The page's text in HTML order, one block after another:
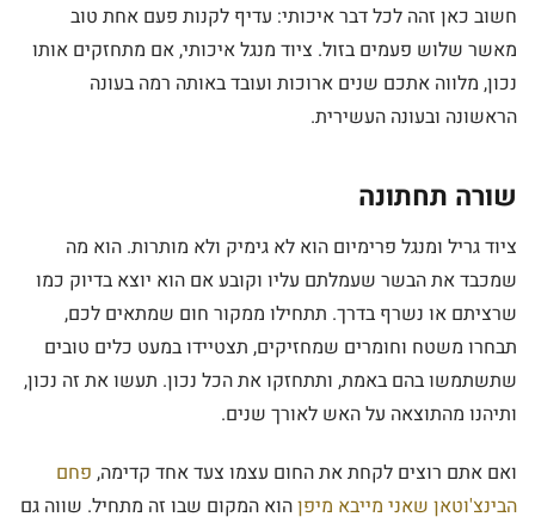
חשוב כאן זהה לכל דבר איכותי: עדיף לקנות פעם אחת טוב
מאשר שלוש פעמים בזול. ציוד מנגל איכותי, אם מתחזקים אותו
נכון, מלווה אתכם שנים ארוכות ועובד באותה רמה בעונה
הראשונה ובעונה העשירית.
שורה תחתונה
ציוד גריל ומנגל פרימיום הוא לא גימיק ולא מותרות. הוא מה
שמכבד את הבשר שעמלתם עליו וקובע אם הוא יוצא בדיוק כמו
שרציתם או נשרף בדרך. תתחילו ממקור חום שמתאים לכם,
תבחרו משטח וחומרים שמחזיקים, תצטיידו במעט כלים טובים
שתשתמשו בהם באמת, ותתחזקו את הכל נכון. תעשו את זה נכון,
ותיהנו מהתוצאה על האש לאורך שנים.
ואם אתם רוצים לקחת את החום עצמו צעד אחד קדימה, פחם
הבינצ'וטאן שאני מייבא מיפןהוא המקום שבו זה מתחיל. שווה גם